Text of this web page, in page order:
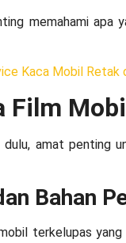
memahami apa
Kaca Mobil Retak
Film
amat penting
Bahan
terkelupas